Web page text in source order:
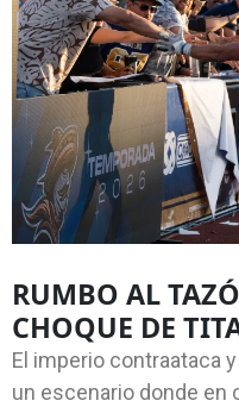
RUMBO AL
CHOQUE DE
El imperio contraataca y
un escenario donde en